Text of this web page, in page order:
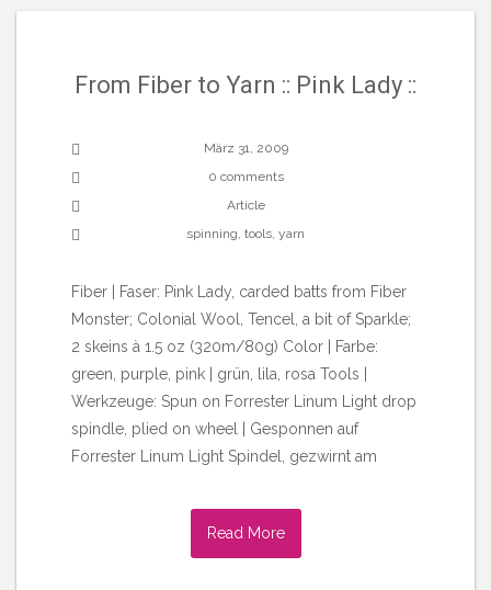
From Fiber to Yarn :: Pink Lady ::
März 31, 2009
0 comments
Article
spinning, tools, yarn
Fiber | Faser: Pink Lady, carded batts from Fiber
Monster; Colonial Wool, Tencel, a bit of Sparkle;
2 skeins à 1.5 oz (320m/80g) Color | Farbe:
green, purple, pink | grün, lila, rosa Tools |
Werkzeuge: Spun on Forrester Linum Light drop
spindle, plied on wheel | Gesponnen auf
Forrester Linum Light Spindel, gezwirnt am
Read More